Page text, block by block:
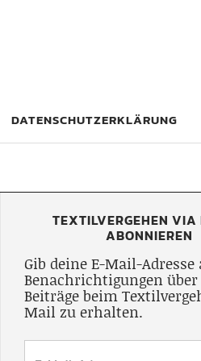
DATENSCHUTZERKLÄRUNG
TEXTILVERGEHEN
ABONNIEREN
Gib deine E-Mail-
Benachrichtigungen über
Beiträge beim
Mail zu erhalten.